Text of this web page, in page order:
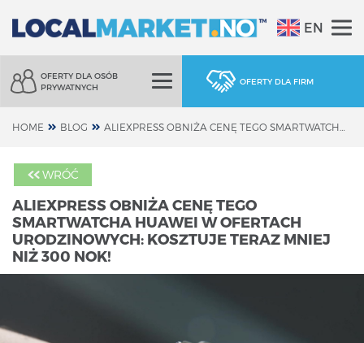
EN
OFERTY DLA OSÓB
PRYWATNYCH
OFERTY DLA FIRM
HOME BLOG
WRÓĆ
ALIEXPRESS OBNIŻA CENĘ TEGO
SMARTWATCHA HUAWEI W OFERTACH
URODZINOWYCH: KOSZTUJE TERAZ MNIEJ
NIŻ 300 NOK!